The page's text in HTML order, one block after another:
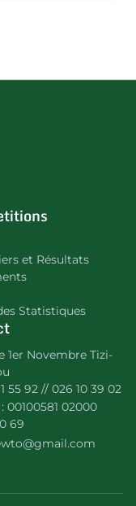
et Résultats
Statistiques
1er Novembre Tizi-
55 92 // 026 10 39 02
00100581 02000
69